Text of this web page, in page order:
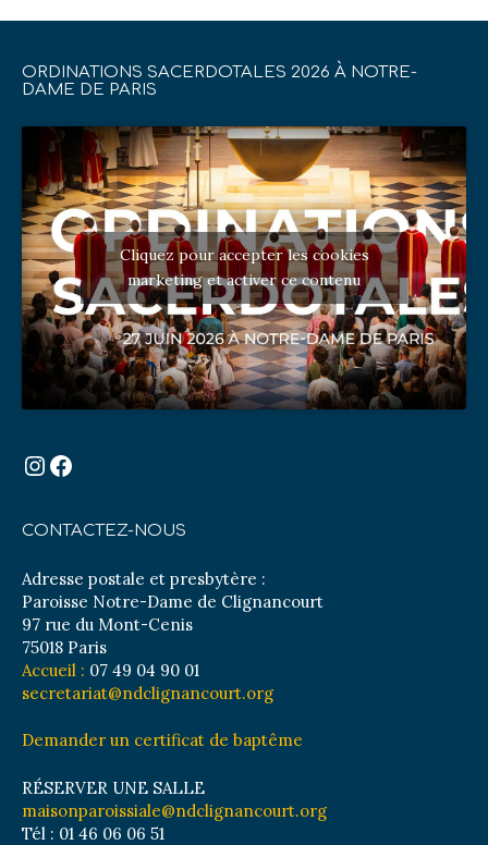
ORDINATIONS SACERDOTALES 2026 À NOTRE-
DAME DE PARIS
Cliquez pour accepter les cookies
marketing et activer ce contenu
Instagram
Facebook
CONTACTEZ-NOUS
Adresse postale et presbytère :
Paroisse Notre-Dame de Clignancourt
97 rue du Mont-Cenis
75018 Paris
Accueil : 07 49 04 90 01
secretariat@ndclignancourt.org
Demander un certificat de baptême
RÉSERVER UNE SALLE
maisonparoissiale@ndclignancourt.org
Tél : 01 46 06 06 51